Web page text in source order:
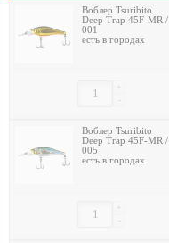
Воблер Tsuribito
Deep Trap 45F-MR /
001
есть в городах
-
+
Воблер Tsuribito
Deep Trap 45F-MR /
005
есть в городах
-
+